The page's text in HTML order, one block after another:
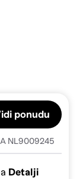
NL9009245
ponudu
Detalji